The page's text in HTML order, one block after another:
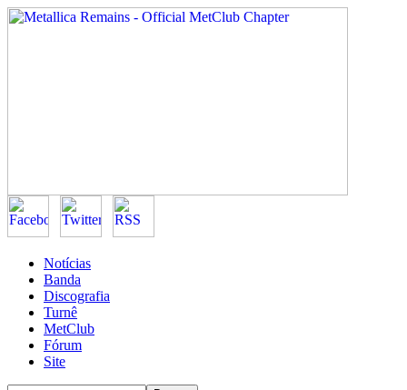
Notícias
Banda
Discografia
Turnê
MetClub
Fórum
Site